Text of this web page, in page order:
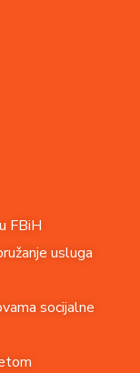
FBiH
usluga
socijalne